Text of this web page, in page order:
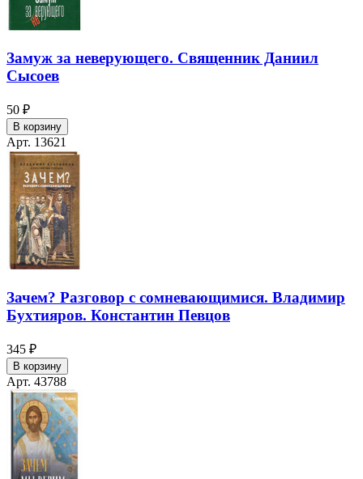
Замуж за неверующего. Священник Даниил
Сысоев
50 ₽
В корзину
Арт. 13621
Зачем? Разговор с сомневающимися. Владимир
Бухтияров. Константин Певцов
345 ₽
В корзину
Арт. 43788